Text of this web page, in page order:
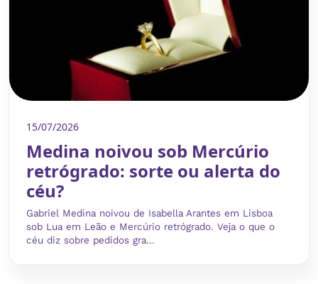
15/07/2026
Medina noivou sob Mercúrio
retrógrado: sorte ou alerta do
céu?
Gabriel Medina noivou de Isabella Arantes em Lisboa
sob Lua em Leão e Mercúrio retrógrado. Veja o que o
céu diz sobre pedidos gra...